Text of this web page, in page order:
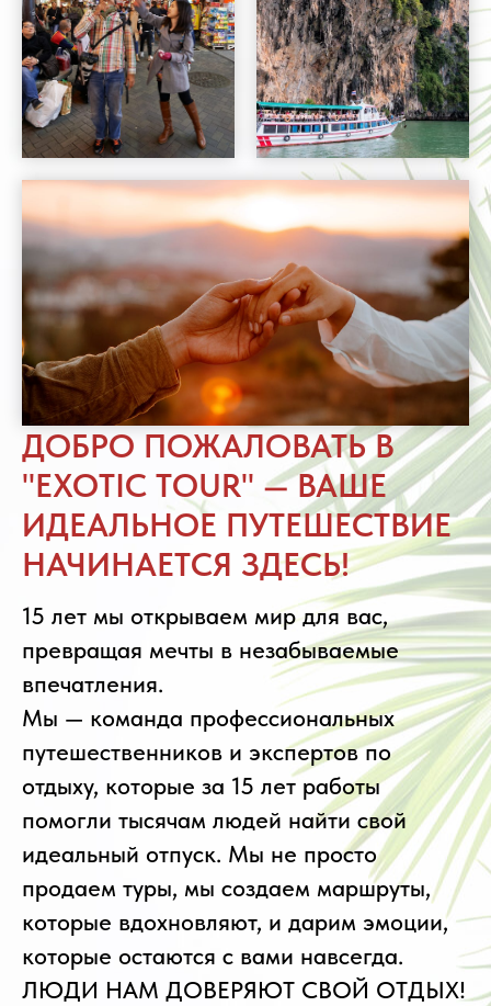
ДОБРО ПОЖАЛОВАТЬ В
"EXOTIC TOUR" — ВАШЕ
ИДЕАЛЬНОЕ ПУТЕШЕСТВИЕ
НАЧИНАЕТСЯ ЗДЕСЬ!
15 лет мы открываем мир для вас,
превращая мечты в незабываемые
впечатления.
Мы — команда профессиональных
путешественников и экспертов по
отдыху, которые за 15 лет работы
помогли тысячам людей найти свой
идеальный отпуск. Мы не просто
продаем туры, мы создаем маршруты,
которые вдохновляют, и дарим эмоции,
которые остаются с вами навсегда.
ЛЮДИ НАМ ДОВЕРЯЮТ СВОЙ ОТДЫХ!